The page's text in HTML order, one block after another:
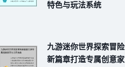
特色与玩法系统
九游迷你世界探索冒险
新篇章打造专属创意家